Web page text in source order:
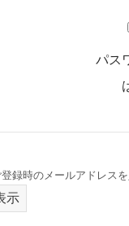
パス
時のメールアドレス
示